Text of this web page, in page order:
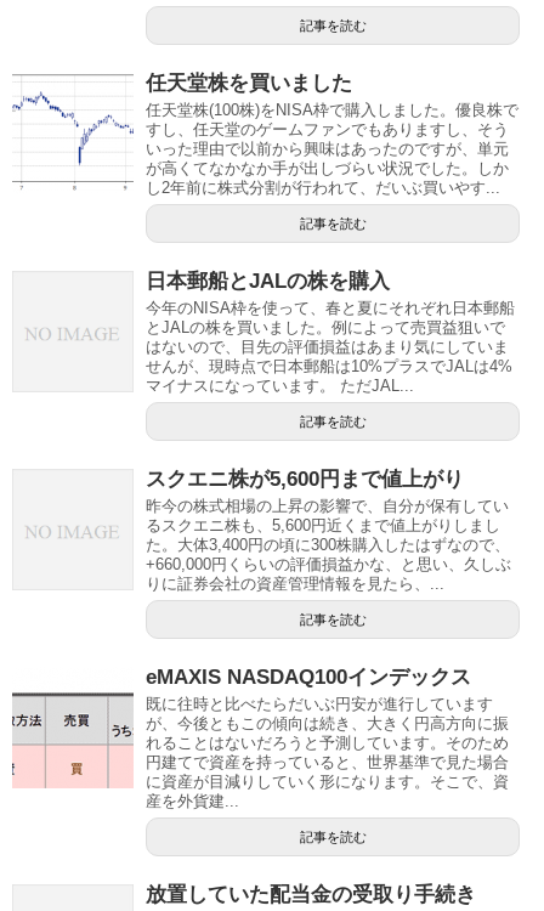
記事を読む
任天堂株を買いました
任天堂株(100株)をNISA枠で購入しました。優良株で
すし、任天堂のゲームファンでもありますし、そう
いった理由で以前から興味はあったのですが、単元
が高くてなかなか手が出しづらい状況でした。しか
し2年前に株式分割が行われて、だいぶ買いやす...
記事を読む
日本郵船とJALの株を購入
今年のNISA枠を使って、春と夏にそれぞれ日本郵船
とJALの株を買いました。例によって売買益狙いで
はないので、目先の評価損益はあまり気にしていま
せんが、現時点で日本郵船は10%プラスでJALは4%
マイナスになっています。 ただJAL...
記事を読む
スクエニ株が5,600円まで値上がり
昨今の株式相場の上昇の影響で、自分が保有してい
るスクエニ株も、5,600円近くまで値上がりしまし
た。大体3,400円の頃に300株購入したはずなので、
+660,000円くらいの評価損益かな、と思い、久しぶ
りに証券会社の資産管理情報を見たら、...
記事を読む
eMAXIS NASDAQ100インデックス
既に往時と比べたらだいぶ円安が進行しています
が、今後ともこの傾向は続き、大きく円高方向に振
れることはないだろうと予測しています。そのため
円建てで資産を持っていると、世界基準で見た場合
に資産が目減りしていく形になります。そこで、資
産を外貨建...
記事を読む
放置していた配当金の受取り手続き